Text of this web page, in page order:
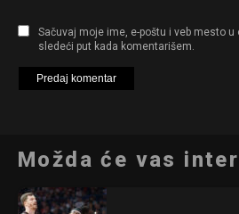
Sačuvaj moje ime, e-poštu i veb mesto u
sledeći put kada komentarišem.
Možda će vas